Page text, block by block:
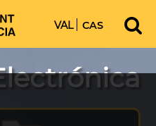
VAL CAS